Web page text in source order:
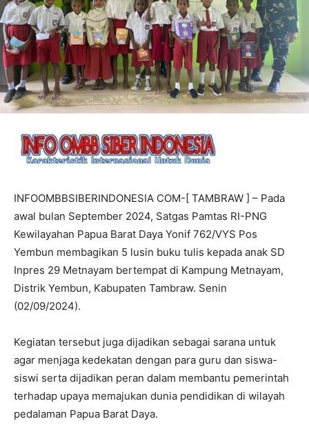
INFOOMBBSIBERINDONESIA COM-[ TAMBRAW ] – Pada
awal bulan September 2024, Satgas Pamtas RI-PNG
Kewilayahan Papua Barat Daya Yonif 762/VYS Pos
Yembun membagikan 5 lusin buku tulis kepada anak SD
Inpres 29 Metnayam bertempat di Kampung Metnayam,
Distrik Yembun, Kabupaten Tambraw. Senin
(02/09/2024).
Kegiatan tersebut juga dijadikan sebagai sarana untuk
agar menjaga kedekatan dengan para guru dan siswa-
siswi serta dijadikan peran dalam membantu pemerintah
terhadap upaya memajukan dunia pendidikan di wilayah
pedalaman Papua Barat Daya.